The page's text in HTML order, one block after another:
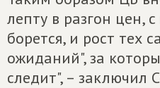
лепту в разгон цен,
борется, и рост тех
ожиданий", за
следит", – заключил